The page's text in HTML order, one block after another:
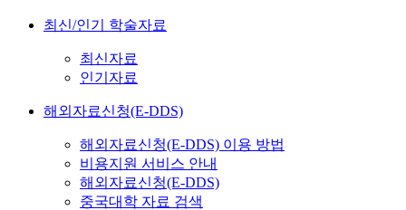
최신/인기 학술자료
최신자료
인기자료
해외자료신청(E-DDS)
해외자료신청(E-DDS) 이용 방법
비용지원 서비스 안내
해외자료신청(E-DDS)
중국대학 자료 검색